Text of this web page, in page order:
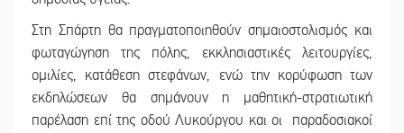
Στη Σπάρτη θα πραγματοποιηθούν σημαιοστολισμός και
φωταγώγηση της πόλης, εκκλησιαστικές λειτουργίες,
ομιλίες, κατάθεση στεφάνων, ενώ την κορύφωση των
εκδηλώσεων θα σημάνουν η μαθητική-στρατιωτική
παρέλαση επί της οδού Λυκούργου και οι παραδοσιακοί